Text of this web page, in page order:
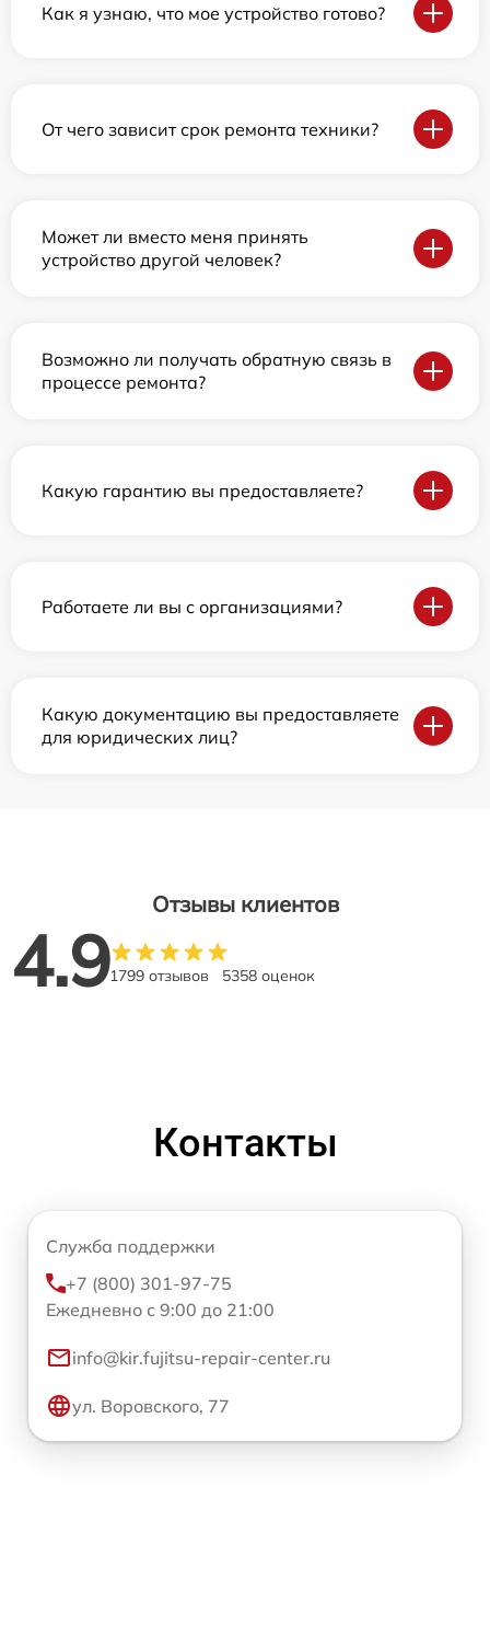
Как я узнаю, что мое устройство готово?
От чего зависит срок ремонта техники?
Может ли вместо меня принять
устройство другой человек?
Возможно ли получать обратную связь в
процессе ремонта?
Какую гарантию вы предоставляете?
Работаете ли вы с организациями?
Какую документацию вы предоставляете
для юридических лиц?
Отзывы клиентов
4.91799 отзывов 5358 оценок
Контакты
Служба поддержки
+7 (800) 301-97-75
Ежедневно с 9:00 до 21:00
info@kir.fujitsu-repair-center.ru
ул. Воровского, 77